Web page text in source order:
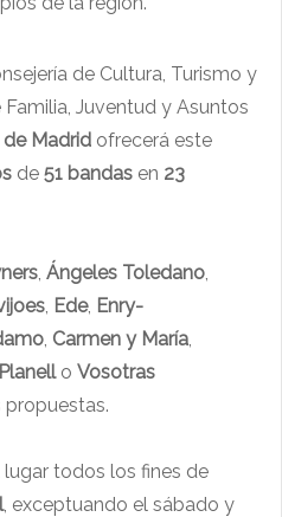
de Cultura, Turismo y
Familia, Juventud y Asuntos
Madrid ofrecerá este
de 51 bandas en 23
Ángeles Toledano
Ede, Enry-
Carmen y María
o Vosotras
propuestas.
lugar todos los fines de
, exceptuando el sábado y